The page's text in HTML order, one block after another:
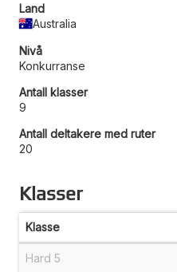
Land
Australia
Nivå
Konkurranse
Antall klasser
9
Antall deltakere med ruter
20
Klasser
Klasse
Hard 5